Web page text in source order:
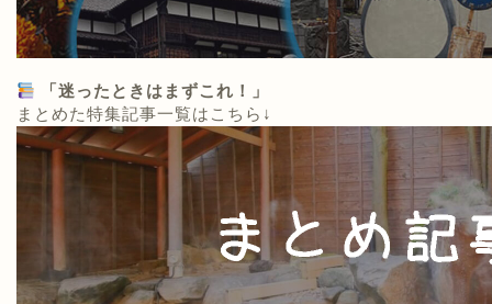
「迷ったときはまずこれ！」
まとめた特集記事一覧はこちら↓